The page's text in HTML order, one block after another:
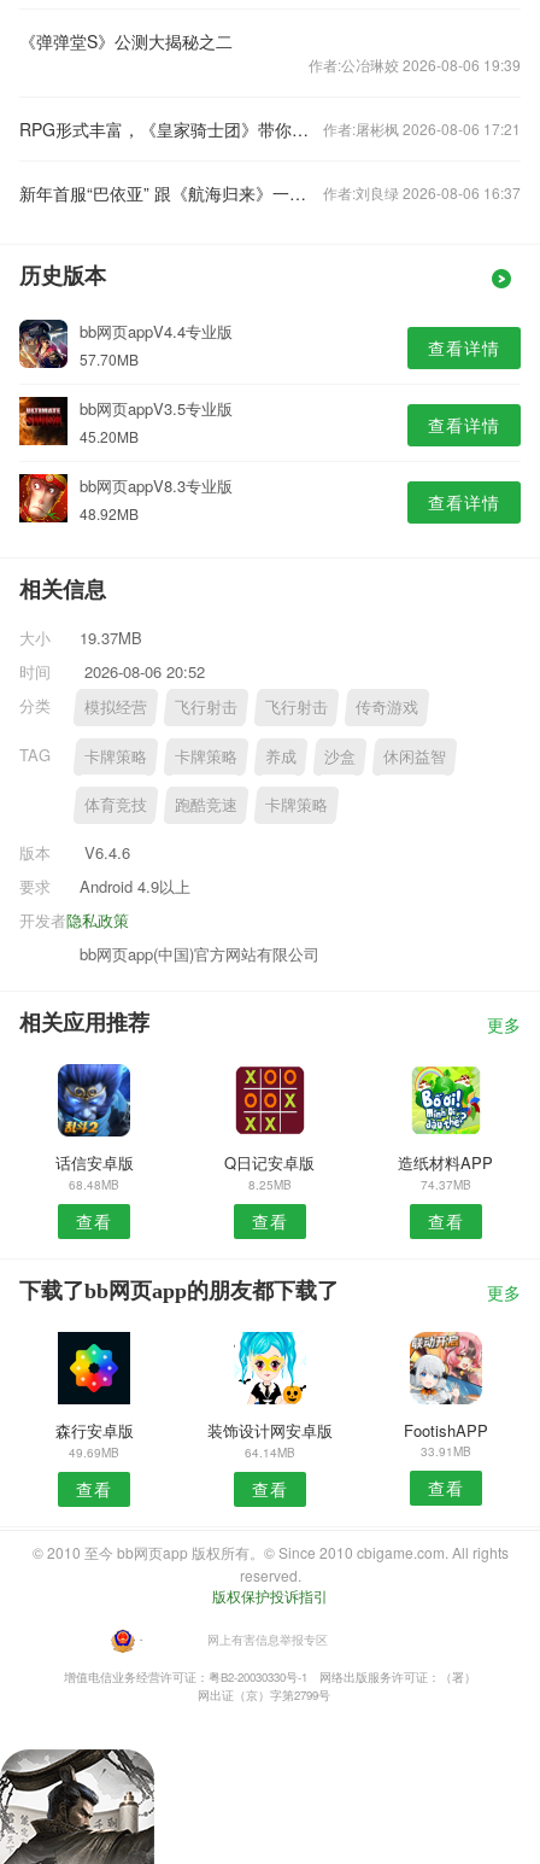
《弹弹堂S》公测大揭秘之二
作者:公冶琳姣 2026-08-06 19:39
RPG形式丰富，《皇家骑士团》带你踏上精彩征程！ 作者:屠彬枫 2026-08-06 17:21
新年首服“巴依亚” 跟《航海归来》一起放肆航行 作者:刘良绿 2026-08-06 16:37
历史版本
bb网页appV4.4专业版
57.70MB 查看详情
bb网页appV3.5专业版
45.20MB 查看详情
bb网页appV8.3专业版
48.92MB 查看详情
相关信息
大小
19.37MB
时间
2026-08-06 20:52
分类
模拟经营 飞行射击 飞行射击 传奇游戏
TAG 卡牌策略 卡牌策略 养成 沙盒 休闲益智
体育竞技 跑酷竞速 卡牌策略
版本
V6.4.6
要求
Android 4.9以上
隐私政策
开发者
bb网页app(中国)官方网站有限公司
相关应用推荐 更多
话信安卓版
68.48MB
查看
Q日记安卓版
8.25MB
查看
造纸材料APP
74.37MB
查看
下载了bb网页app的朋友都下载了 更多
森行安卓版
49.69MB
查看
装饰设计网安卓版
64.14MB
查看
FootishAPP
33.91MB
查看
© 2010 至今 bb网页app 版权所有。© Since 2010 cbigame.com. All rights
reserved.
版权保护投诉指引
・ 网上有害信息举报专区
增值电信业务经营许可证：粤B2-20030330号-1
网络出版服务许可证：（署）
网出证（京）字第2799号